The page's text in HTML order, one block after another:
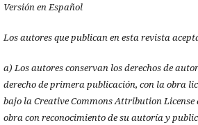
Versión en Español
Los autores que publican en esta revista
a) Los autores conservan los derechos de
derecho de primera publicación, con la obra
bajo la Creative Commons Attribution
obra con reconocimiento de su autoría y